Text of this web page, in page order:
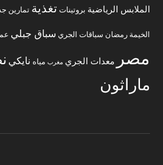
الملابس الرياضية بروتينات تغذية تمارين
الخيمة رمضان سباقات الجري سباق جبلي
مصر معدات الجري مغرب مياه نايكي
ماراثون